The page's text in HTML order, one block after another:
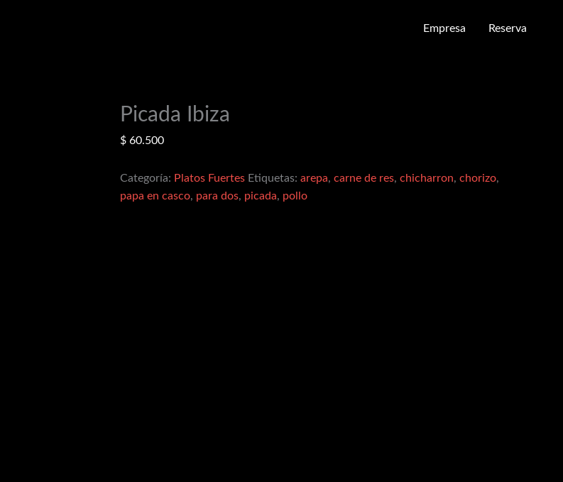
Empresa Reserva
Picada Ibiza
$ 60.500
Categoría: Platos Fuertes Etiquetas: arepa, carne de res, chicharron, chorizo,
papa en casco, para dos, picada, pollo